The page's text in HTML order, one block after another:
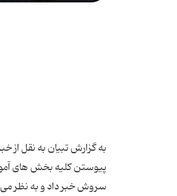
به گزارش تبیان به نقل از
پیوستن کلیه بخش های
سروش خبر داد و به نظر می